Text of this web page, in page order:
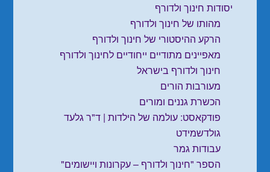
יסודות חינוך ולדורף
מהותו של חינוך ולדורף
הרקע ההיסטורי של חינוך ולדורף
מאפיינים מתודיים ייחודיים לחינוך ולדורף
חינוך ולדורף בישראל
מעורבות הורים
הכשרת גננים ומורים
פודקאסט: עולמה של הילדות | ד"ר גלעד
גולדשמידט
עבודות גמר
הספר "חינוך ולדורף – עקרונות ויישומים"